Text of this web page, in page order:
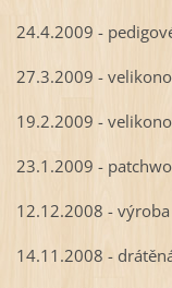
24.4.2009 -
27.3.2009 -
19.2.2009 -
23.1.2009 -
12.12.2008 -
14.11.2008 -